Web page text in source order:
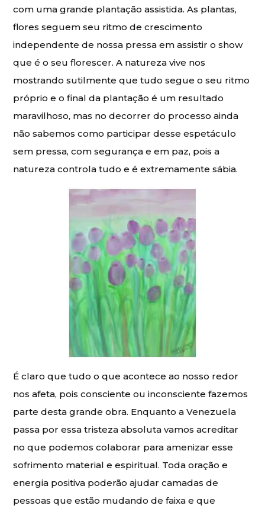
com uma grande plantação assistida. As plantas,
flores seguem seu ritmo de crescimento
independente de nossa pressa em assistir o show
que é o seu florescer. A natureza vive nos
mostrando sutilmente que tudo segue o seu ritmo
próprio e o final da plantação é um resultado
maravilhoso, mas no decorrer do processo ainda
não sabemos como participar desse espetáculo
sem pressa, com segurança e em paz, pois a
natureza controla tudo e é extremamente sábia.
É claro que tudo o que acontece ao nosso redor
nos afeta, pois consciente ou inconsciente fazemos
parte desta grande obra. Enquanto a Venezuela
passa por essa tristeza absoluta vamos acreditar
no que podemos colaborar para amenizar esse
sofrimento material e espiritual. Toda oração e
energia positiva poderão ajudar camadas de
pessoas que estão mudando de faixa e que